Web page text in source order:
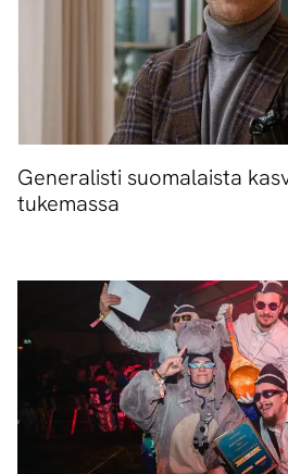
Generalisti suomalaista
tukemassa